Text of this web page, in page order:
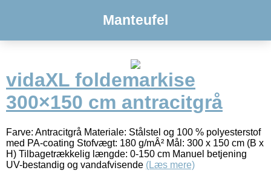
Manteufel
vidaXL foldemarkise
300×150 cm antracitgrå
Farve: Antracitgrå Materiale: Stålstel og 100 % polyesterstof
med PA-coating Stofvægt: 180 g/mÂ² Mål: 300 x 150 cm (B x
H) Tilbagetrækkelig længde: 0-150 cm Manuel betjening
UV-bestandig og vandafvisende (Læs mere)